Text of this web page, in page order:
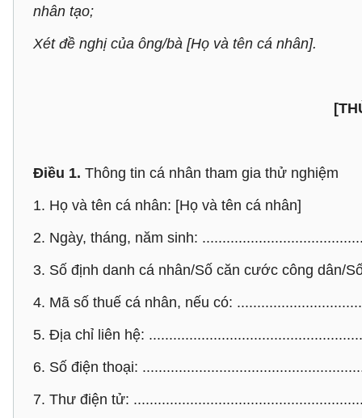
nhân tạo;
Xét đề nghị của ông/bà [Họ và tên cá nhân].
Điều 1. Thông tin cá nhân tham gia thử nghiệm
1. Họ và tên cá nhân: [Họ và tên cá nhân]
2. Ngày, tháng, năm sinh:
3. Số định danh cá nhân/Số căn cước công dân/
4. Mã số thuế cá nhân, nếu có:
5. Địa chỉ liên hệ:
6. Số điện thoại:
7. Thư điện tử: